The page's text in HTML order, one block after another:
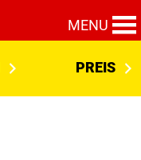
MENU
PREIS